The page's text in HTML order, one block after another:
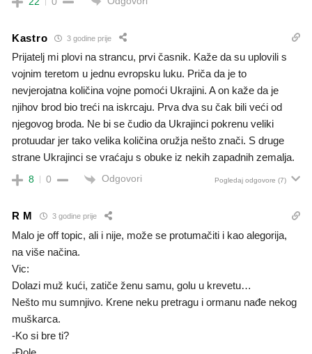
Kastro 3 godine prije
Prijatelj mi plovi na strancu, prvi časnik. Kaže da su uplovili s
vojnim teretom u jednu evropsku luku. Priča da je to
nevjerojatna količina vojne pomoći Ukrajini. A on kaže da je
njihov brod bio treći na iskrcaju. Prva dva su čak bili veći od
njegovog broda. Ne bi se čudio da Ukrajinci pokrenu veliki
protuudar jer tako velika količina oružja nešto znači. S druge
strane Ukrajinci se vraćaju s obuke iz nekih zapadnih zemalja.
8 0 Odgovori Pogledaj odgovore (7)
R M 3 godine prije
Malo je off topic, ali i nije, može se protumačiti i kao alegorija,
na više načina.
Vic:
Dolazi muž kući, zatiče ženu samu, golu u krevetu…
Nešto mu sumnjivo. Krene neku pretragu i ormanu nađe nekog
muškarca.
-Ko si bre ti?